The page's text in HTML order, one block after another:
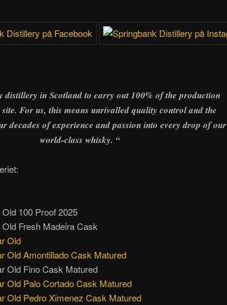
distillery in Scotland to carry out 100% of the production
site. For us, this means unrivalled quality control and the
decades of experience and passion into every drop of our
world-class whisky. “
100 Proof 2025
Fresh Madeira Cask
Old
Old Amontillado Cask Matured
Old Fino Cask Matured
Old Palo Cortado Cask Matured
Old Pedro Ximenez Cask Matured